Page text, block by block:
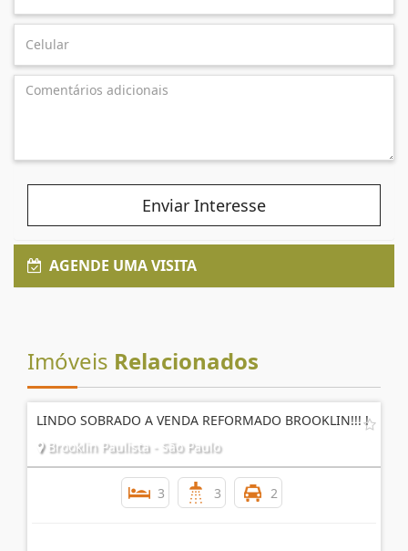
Enviar Interesse
AGENDE UMA VISITA
Imóveis Relacionados
LINDO SOBRADO A VENDA REFORMADO BROOKLIN!!! !
Brooklin Paulista - São Paulo
3 3 2